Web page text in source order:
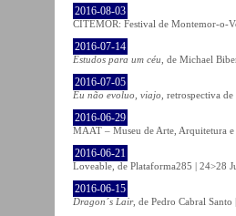
2016-08-03
CITEMOR: Festival de Montemor-o-
2016-07-14
Estudos para um céu , de Michael
2016-07-05
Eu não evoluo, viajo , retrospectiva
2016-06-29
MAAT – Museu de Arte, Arquitetura e
2016-06-21
Loveable, de Plataforma285 | 24>28
2016-06-15
Dragon´s Lair, de Pedro Cabral Santo